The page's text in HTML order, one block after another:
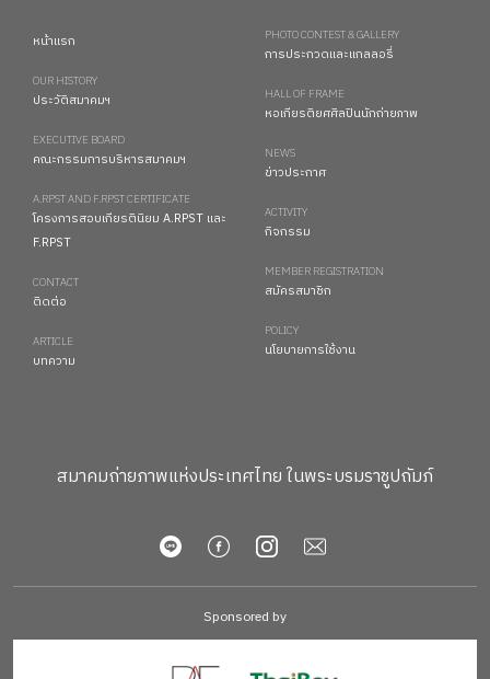
หน้าแรก
OUR HISTORY
ประวัติสมาคมฯ
EXECUTIVE BOARD
คณะกรรมการบริหารสมาคมฯ
A.RPST AND F.RPST CERTIFICATE
โครงการสอบเกียรตินิยม A.RPST และ
F.RPST
CONTACT
ติดต่อ
ARTICLE
บทความ
PHOTO CONTEST & GALLERY
การประกวดและแกลลอรี่
HALL OF FRAME
หอเกียรติยศศิลปินนักถ่ายภาพ
NEWS
ข่าวประกาศ
ACTIVITY
กิจกรรม
MEMBER REGISTRATION
สมัครสมาชิก
POLICY
นโยบายการใช้งาน
สมาคมถ่ายภาพแห่งประเทศไทย ในพระบรมราชูปถัมภ์
Sponsored by